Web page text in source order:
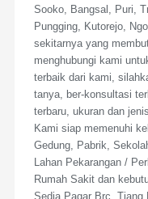
Sooko, Bangsal, Puri,
Pungging, Kutorejo,
sekitarnya yang
menghubungi kami
terbaik dari kami,
tanya, ber-konsultasi
terbaru, ukuran dan
Kami siap memenuhi
Gedung, Pabrik,
Lahan Pekarangan /
Rumah Sakit dan
Sedia Pagar Brc,